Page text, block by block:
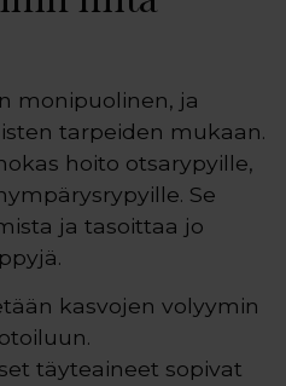
monipuolinen, ja
tarpeiden mukaan.
hoito otsarypyille,
Se
ja tasoittaa jo
kasvojen volyymin
täyteaineet sopivat